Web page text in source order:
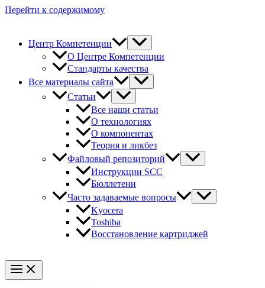
Перейти к содержимому
Центр Компетенции
О Центре Компетенции
Стандарты качества
Все материалы сайта
Статьи
Все наши статьи
О технологиях
О компонентах
Теория и ликбез
Файловый репозиторий
Инструкции SCC
Бюллетени
Часто задаваемые вопросы
Kyocera
Toshiba
Восстановление картриджей